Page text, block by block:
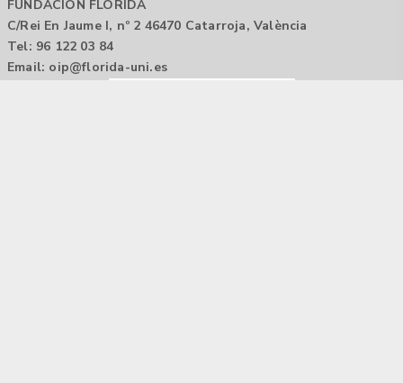
FUNDACIÓN FLORIDA
C/Rei En Jaume I, nº 2 46470 Catarroja, València
Tel: 96 122 03 84
Email: oip@florida-uni.es